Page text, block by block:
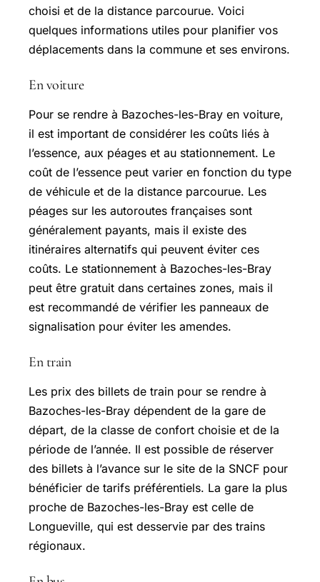
choisi et de la distance parcourue. Voici
quelques informations utiles pour planifier vos
déplacements dans la commune et ses environs.
En voiture
Pour se rendre à Bazoches-les-Bray en voiture,
il est important de considérer les coûts liés à
l’essence, aux péages et au stationnement. Le
coût de l’essence peut varier en fonction du type
de véhicule et de la distance parcourue. Les
péages sur les autoroutes françaises sont
généralement payants, mais il existe des
itinéraires alternatifs qui peuvent éviter ces
coûts. Le stationnement à Bazoches-les-Bray
peut être gratuit dans certaines zones, mais il
est recommandé de vérifier les panneaux de
signalisation pour éviter les amendes.
En train
Les prix des billets de train pour se rendre à
Bazoches-les-Bray dépendent de la gare de
départ, de la classe de confort choisie et de la
période de l’année. Il est possible de réserver
des billets à l’avance sur le site de la SNCF pour
bénéficier de tarifs préférentiels. La gare la plus
proche de Bazoches-les-Bray est celle de
Longueville, qui est desservie par des trains
régionaux.